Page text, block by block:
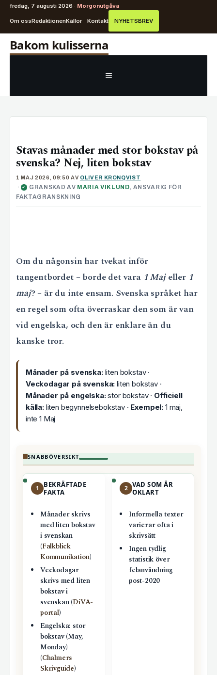
fredag, 7 augusti 2026 · Morgonutgåva
Om ossRedaktionenKällor Kontakt NYHETSBREV
HoppaBakom kulisserna
MENY
Stavas månader med stor bokstav på
svenska? Nej, liten bokstav
1 MAJ 2026, 09:50 AV OLIVER KRONQVIST
· ✓ GRANSKAD AV MARIA VIKLUND, ANSVARIG FÖR
FAKTAGRANSKNING
Om du någonsin har tvekat inför
tangentbordet – borde det vara 1 Majeller 1
maj? – är du inte ensam. Svenska språket har
en regel som ofta överraskar den som är van
vid engelska, och den är enklare än du
kanske tror.
Månader på svenska:liten bokstav ·
Veckodagar på svenska: liten bokstav ·
Månader på engelska:stor bokstav · Officiell
källa:liten begynnelsebokstav · Exempel: 1 maj,
inte 1 Maj
SNABBÖVERSIKT
1
BEKRÄFTADE
FAKTA
Månader skrivs
med liten bokstav
i svenskan
(Falkblick
Kommunikation)
Veckodagar
skrivs med liten
bokstav i
svenskan (DiVA-
portal)
Engelska: stor
bokstav (May,
Monday)
(Chalmers
Skrivguide)
2 VAD SOM ÄR
OKLART
Informella texter
varierar ofta i
skrivsätt
Ingen tydlig
statistik över
felanvändning
post-2020